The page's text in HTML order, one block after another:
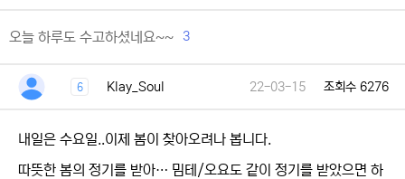
오늘 하루도 수고하셨네요~~ 3
6 Klay_Soul 22-03-15 조회수 6276
내일은 수요일..이제 봄이 찾아오려나 봅니다.
따뜻한 봄의 정기를 받아… 밈테/오요도 같이 정기를 받았으면 하